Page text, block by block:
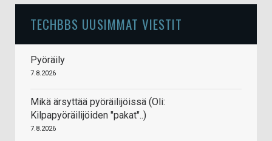
TECHBBS UUSIMMAT VIESTIT
Pyöräily
7.8.2026
Mikä ärsyttää pyöräilijöissä (Oli:
Kilpapyöräilijöiden "pakat"..)
7.8.2026